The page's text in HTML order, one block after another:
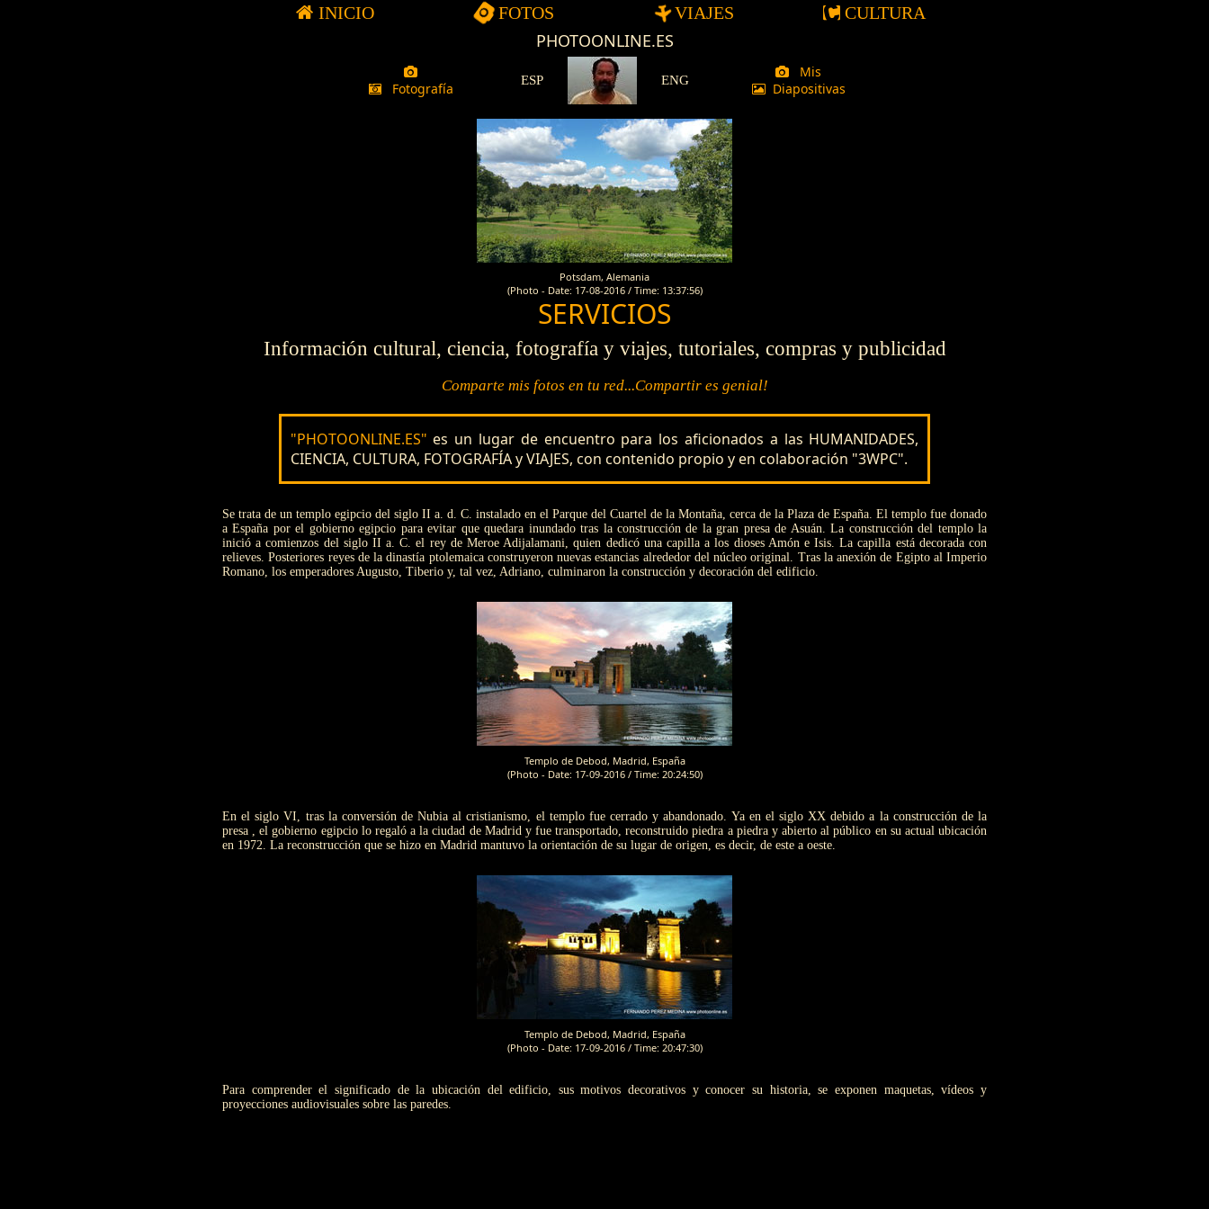
INICIO FOTOS VIAJES CULTURA
Fotografia-Viajes-Cultura
Fotografía ESP ENG
Mis
Diapositivas
Potsdam, Alemania
(Photo - Date: 17-08-2016 / Time: 13:37:56)
SERVICIOS
Información cultural, ciencia, fotografía y viajes, tutoriales, compras y publicidad
Comparte mis fotos en tu red...Compartir es genial!
"PHOTOONLINE.ES" es un lugar de encuentro para los aficionados a las HUMANIDADES,
CIENCIA, CULTURA, FOTOGRAFÍA y VIAJES, con contenido propio y en colaboración "3WPC".
Se trata de un templo egipcio del siglo II a. d. C. instalado en el Parque del Cuartel de la Montaña, cerca de la Plaza de España. El templo fue donado
a España por el gobierno egipcio para evitar que quedara inundado tras la construcción de la gran presa de Asuán. La construcción del templo la
inició a comienzos del siglo II a. C. el rey de Meroe Adijalamani, quien dedicó una capilla a los dioses Amón e Isis. La capilla está decorada con
relieves. Posteriores reyes de la dinastía ptolemaica construyeron nuevas estancias alrededor del núcleo original. Tras la anexión de Egipto al Imperio
Romano, los emperadores Augusto, Tiberio y, tal vez, Adriano, culminaron la construcción y decoración del edificio.
Templo de Debod, Madrid, España
(Photo - Date: 17-09-2016 / Time: 20:24:50)
En el siglo VI, tras la conversión de Nubia al cristianismo, el templo fue cerrado y abandonado. Ya en el siglo XX debido a la construcción de la
presa , el gobierno egipcio lo regaló a la ciudad de Madrid y fue transportado, reconstruido piedra a piedra y abierto al público en su actual ubicación
en 1972. La reconstrucción que se hizo en Madrid mantuvo la orientación de su lugar de origen, es decir, de este a oeste.
Templo de Debod, Madrid, España
(Photo - Date: 17-09-2016 / Time: 20:47:30)
Para comprender el significado de la ubicación del edificio, sus motivos decorativos y conocer su historia, se exponen maquetas, vídeos y
proyecciones audiovisuales sobre las paredes.